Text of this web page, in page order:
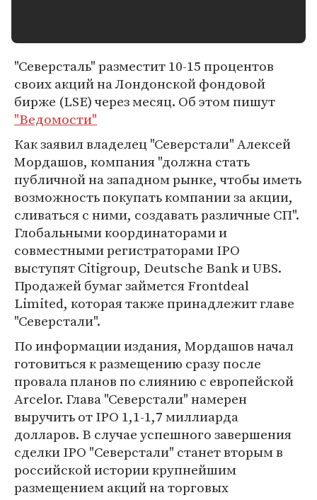
"Северсталь" разместит 10-15 процентов
своих акций на Лондонской фондовой
бирже (LSE) через месяц. Об этом пишут
"Ведомости"
Как заявил владелец "Северстали" Алексей
Мордашов, компания "должна стать
публичной на западном рынке, чтобы иметь
возможность покупать компании за акции,
сливаться с ними, создавать различные СП".
Глобальными координаторами и
совместными регистраторами IPO
выступят Citigroup, Deutsche Bank и UBS.
Продажей бумаг займется Frontdeal
Limited, которая также принадлежит главе
"Северстали".
По информации издания, Мордашов начал
готовиться к размещению сразу после
провала планов по слиянию с европейской
Arcelor. Глава "Северстали" намерен
выручить от IPO 1,1-1,7 миллиарда
долларов. В случае успешного завершения
сделки IPO "Северстали" станет вторым в
российской истории крупнейшим
размещением акций на торговых